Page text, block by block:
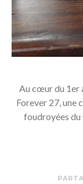
Au cœur du 1er
Forever 27, une
foudroyées